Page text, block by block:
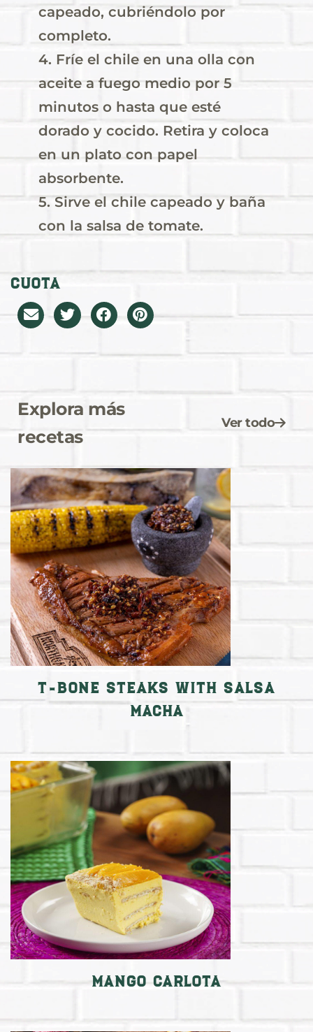
capeado, cubriéndolo por
completo.
4. Fríe el chile en una olla con
aceite a fuego medio por 5
minutos o hasta que esté
dorado y cocido. Retira y coloca
en un plato con papel
absorbente.
5. Sirve el chile capeado y baña
con la salsa de tomate.
Cuota
Explora más
recetas
Ver todo
T-Bone Steaks with Salsa
Macha
Mango Carlota